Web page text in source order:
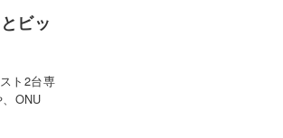
ビッ
ト2台専
ONU